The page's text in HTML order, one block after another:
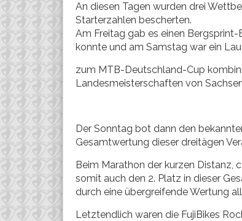
An diesen Tagen wurden drei
Starterzahlen bescherten.
Am Freitag gab es einen
konnte und am Samstag war ein
zum MTB-Deutschland-Cup
Landesmeisterschaften von
Der Sonntag bot dann den
Gesamtwertung dieser dreitägen
Beim Marathon der kurzen Distanz,
somit auch den 2. Platz in dieser
durch eine übergreifende Wertung
Letztendlich waren die FujiBikes